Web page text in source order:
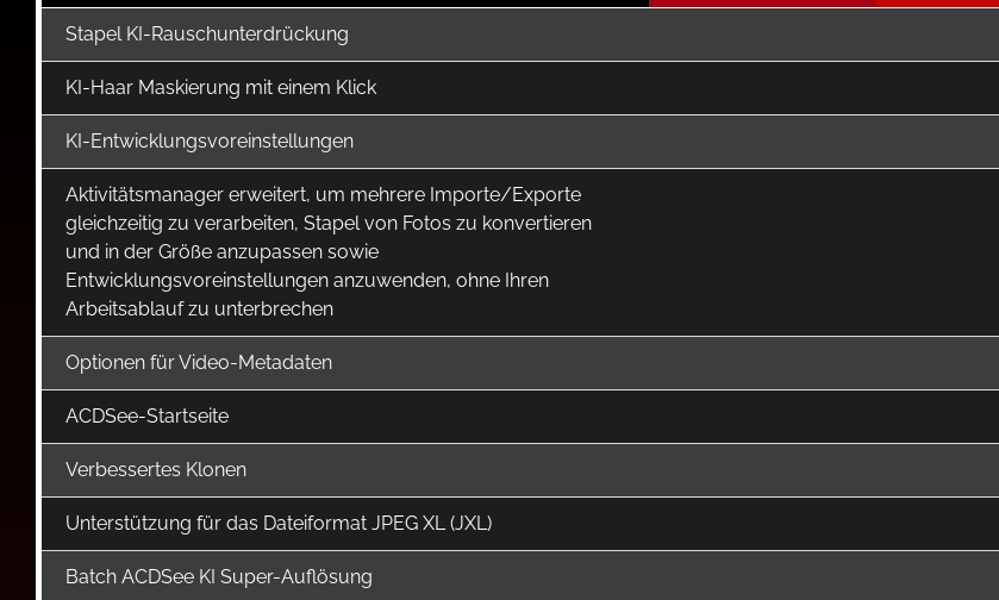
Stapel KI-Rauschunterdrückung
KI-Haar Maskierung mit einem Klick
KI-Entwicklungsvoreinstellungen
Aktivitätsmanager erweitert, um mehrere Importe/Exporte
gleichzeitig zu verarbeiten, Stapel von Fotos zu konvertieren
und in der Größe anzupassen sowie
Entwicklungsvoreinstellungen anzuwenden, ohne Ihren
Arbeitsablauf zu unterbrechen
Optionen für Video-Metadaten
ACDSee-Startseite
Verbessertes Klonen
Unterstützung für das Dateiformat JPEG XL (JXL)
Batch ACDSee KI Super-Auflösung